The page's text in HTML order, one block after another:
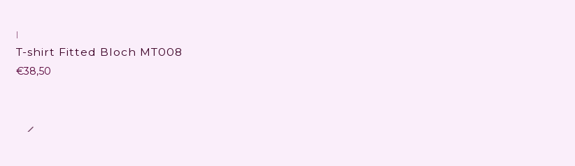
|
T-shirt Fitted Bloch MT008
€38,50